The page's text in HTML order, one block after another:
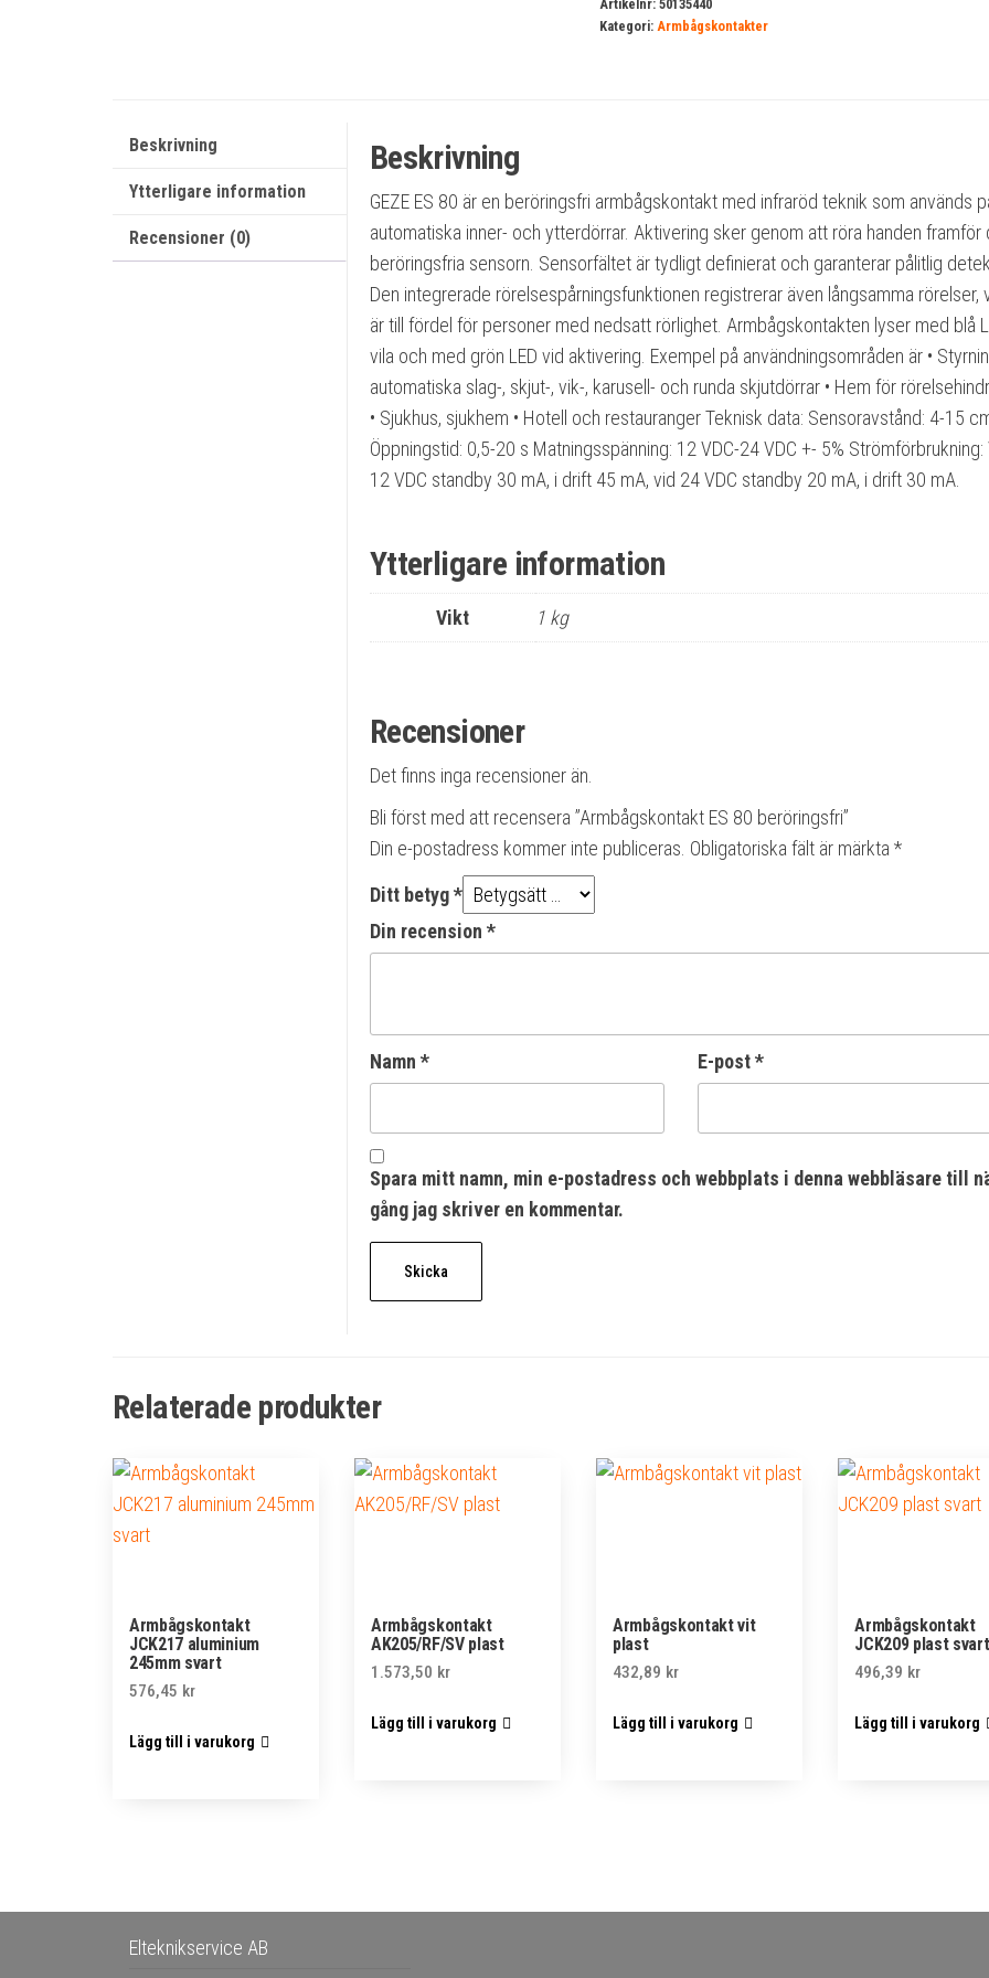
mängd
Artikelnr: 50135440
Kategori: Armbågskontakter
Beskrivning
Ytterligare information
Recensioner (0)
Beskrivning
GEZE ES 80 är en beröringsfri armbågskontakt med infraröd teknik som används
automatiska inner- och ytterdörrar. Aktivering sker genom att röra handen framför
beröringsfria sensorn. Sensorfältet är tydligt definierat och garanterar pålitlig
Den integrerade rörelsespårningsfunktionen registrerar även långsamma rörelser,
är till fördel för personer med nedsatt rörlighet. Armbågskontakten lyser med blå
vila och med grön LED vid aktivering. Exempel på användningsområden är •
automatiska slag-, skjut-, vik-, karusell- och runda skjutdörrar • Hem för
• Sjukhus, sjukhem • Hotell och restauranger Teknisk data: Sensoravstånd: 4-15
Öppningstid: 0,5-20 s Matningsspänning: 12 VDC-24 VDC +- 5% Strömförbrukning:
12 VDC standby 30 mA, i drift 45 mA, vid 24 VDC standby 20 mA, i drift 30 mA.
Ytterligare information
Vikt 1 kg
Recensioner
Det finns inga recensioner än.
Bli först med att recensera ”Armbågskontakt ES 80 beröringsfri”
Din e-postadress kommer inte publiceras. Obligatoriska fält är märkta *
Ditt betyg*
Din recension *
Namn * E-post*
Spara mitt namn, min e-postadress och webbplats i denna webbläsare till
gång jag skriver en kommentar.
Relaterade produkter
Armbågskontakt
JCK217 aluminium
245mm svart
576,45 kr
Lägg till i varukorg
Armbågskontakt
AK205/RF/SV plast
1.573,50 kr
Lägg till i varukorg
Armbågskontakt vit
plast
432,89 kr
Lägg till i varukorg
Armbågskontakt
JCK209 plast svart
496,39 kr
Lägg till i varukorg
Elteknikservice AB